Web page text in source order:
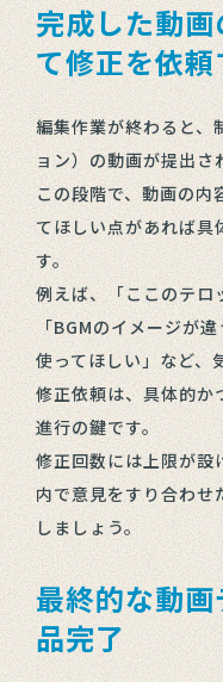
完成した動
て修正を依頼
編集作業が終わると、
ョン）の動画が提出さ
この段階で、動画の
てほしい点があれば具
す。
例えば、「ここのテロ
「BGMのイメージが
使ってほしい」など、
修正依頼は、具体的か
進行の鍵です。
修正回数には上限が設
内で意見をすり合わせ
しましょう。
最終的な動
品完了